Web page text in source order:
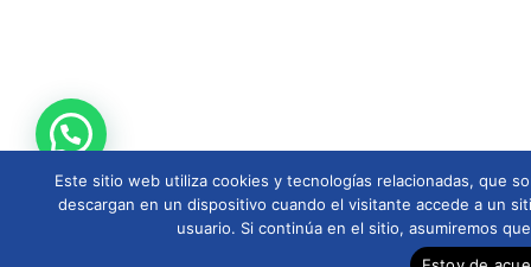
Este sitio web utiliza cookies y tecnologías relacionadas, que
descargan en un dispositivo cuando el visitante accede a un
usuario. Si continúa en el sitio, asumiremos